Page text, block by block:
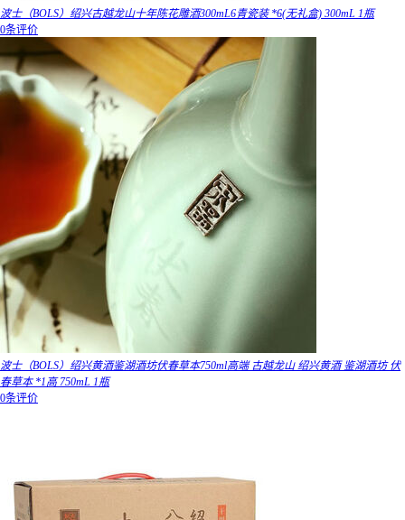
波士（BOLS）绍兴古越龙山十年陈花雕酒300mL6青瓷装 *6(无礼盒) 300mL 1瓶
0条评价
波士（BOLS）绍兴黄酒鉴湖酒坊伏春草本750ml高端 古越龙山 绍兴黄酒 鉴湖酒坊 伏
春草本 *1高 750mL 1瓶
0条评价